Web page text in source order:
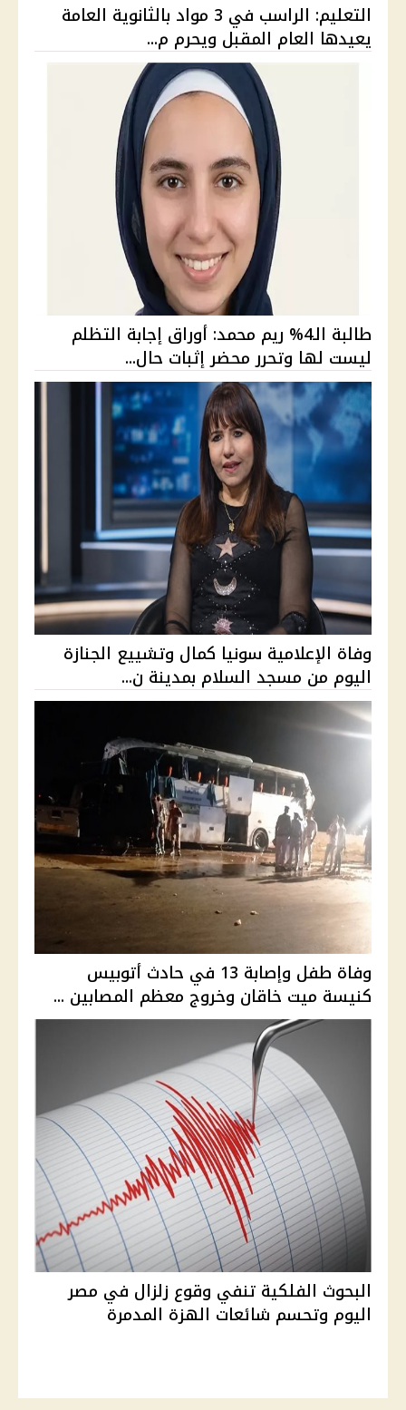
التعليم: الراسب في 3 مواد بالثانوية العامة
يعيدها العام المقبل ويحرم م...
طالبة الـ4% ريم محمد: أوراق إجابة التظلم
ليست لها وتحرر محضر إثبات حال...
وفاة الإعلامية سونيا كمال وتشييع الجنازة
اليوم من مسجد السلام بمدينة ن...
وفاة طفل وإصابة 13 في حادث أتوبيس
كنيسة ميت خاقان وخروج معظم المصابين ...
البحوث الفلكية تنفي وقوع زلزال في مصر
اليوم وتحسم شائعات الهزة المدمرة